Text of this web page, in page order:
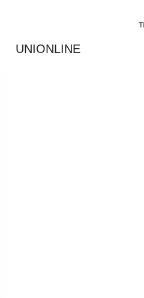
UNIONLINE